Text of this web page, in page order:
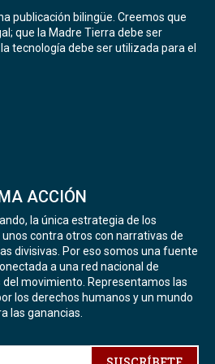
publicación bilingüe. Creemos que
que la Madre Tierra debe ser
tecnología debe ser utilizada para el
ACCIÓN
la única estrategia de los
contra otros con narrativas de
divisivas. Por eso somos una fuente
a una red nacional de
movimiento. Representamos las
los derechos humanos y un mundo
las ganancias.